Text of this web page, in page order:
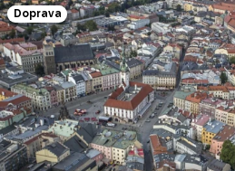
Doprava